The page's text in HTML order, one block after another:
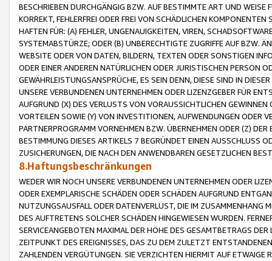
BESCHRIEBEN DURCHGÄNGIG BZW. AUF BESTIMMTE ART UND
KORREKT, FEHLERFREI ODER FREI VON SCHÄDLICHEN
HAFTEN FÜR: (A) FEHLER, UNGENAUIGKEITEN, VIREN,
SYSTEMABSTÜRZE; ODER (B) UNBERECHTIGTE ZUGRIFFE AUF BZW.
WEBSITE ODER VON DATEN, BILDERN, TEXTEN ODER SONSTIGEN
ODER EINER ANDEREN NATÜRLICHEN ODER JURISTISCHEN PERSON
GEWÄHRLEISTUNGSANSPRÜCHE, ES SEIN DENN, DIESE SIND IN
UNSERE VERBUNDENEN UNTERNEHMEN ODER LIZENZGEBER FÜR
AUFGRUND (X) DES VERLUSTS VON VORAUSSICHTLICHEN
VORTEILEN SOWIE (Y) VON INVESTITIONEN, AUFWENDUNGEN ODER
PARTNERPROGRAMM VORNEHMEN BZW. ÜBERNEHMEN ODER (Z)
BESTIMMUNG DIESES ARTIKELS 7 BEGRÜNDET EINEN AUSSCHLUSS
ZUSICHERUNGEN, DIE NACH DEN ANWENDBAREN GESETZLICHEN
8.Haftungsbeschränkungen
WEDER WIR NOCH UNSERE VERBUNDENEN UNTERNEHMEN ODER
ODER EXEMPLARISCHE SCHÄDEN ODER SCHÄDEN AUFGRUND
NUTZUNGSAUSFALL ODER DATENVERLUST, DIE IM ZUSAMMENHANG
DES AUFTRETENS SOLCHER SCHÄDEN HINGEWIESEN WURDEN.
SERVICEANGEBOTEN MAXIMAL DER HÖHE DES GESAMTBETRAGS
ZEITPUNKT DES EREIGNISSES, DAS ZU DEM ZULETZT
ZAHLENDEN VERGÜTUNGEN. SIE VERZICHTEN HIERMIT AUF